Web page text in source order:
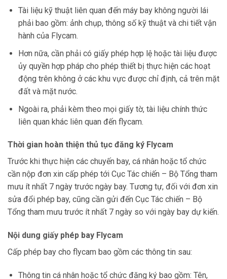
Tài liệu kỹ thuật liên quan đến máy bay không người lái
phải bao gồm: ảnh chụp, thông số kỹ thuật và chi tiết vận
hành của Flycam.
Hơn nữa, cần phải có giấy phép hợp lệ hoặc tài liệu được
ủy quyền hợp pháp cho phép thiết bị thực hiện các hoạt
động trên không ở các khu vực được chỉ định, cả trên mặt
đất và mặt nước.
Ngoài ra, phải kèm theo mọi giấy tờ, tài liệu chính thức
liên quan khác liên quan đến flycam.
Thời gian hoàn thiện thủ tục đăng ký Flycam
Trước khi thực hiện các chuyến bay, cá nhân hoặc tổ chức
cần nộp đơn xin cấp phép tới Cục Tác chiến – Bộ Tổng tham
mưu ít nhất 7 ngày trước ngày bay. Tương tự, đối với đơn xin
sửa đổi phép bay, cũng cần gửi đến Cục Tác chiến – Bộ
Tổng tham mưu trước ít nhất 7 ngày so với ngày bay dự kiến.
Nội dung giấy phép bay Flycam
Cấp phép bay cho flycam bao gồm các thông tin sau:
Thông tin cá nhân hoặc tổ chức đăng ký bao gồm: Tên,